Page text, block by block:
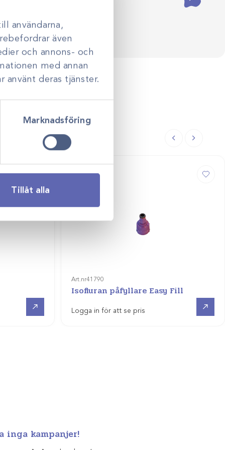
användarna,
även
och annons- och
med annan
deras tjänster.
Marknadsföring
Tillåt alla
Art.nr41790
Isofluran påfyllare Easy Fill
Logga in för att se pris
inga kampanjer!